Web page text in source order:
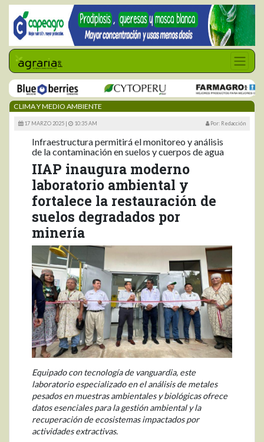
CLIMA Y MEDIO AMBIENTE
17 MARZO 2025 | 10:35 AM Por: Redacción
Infraestructura permitirá el monitoreo y análisis
de la contaminación en suelos y cuerpos de agua
IIAP inaugura moderno
laboratorio ambiental y
fortalece la restauración de
suelos degradados por
minería
Equipado con tecnología de vanguardia, este
laboratorio especializado en el análisis de metales
pesados en muestras ambientales y biológicas ofrece
datos esenciales para la gestión ambiental y la
recuperación de ecosistemas impactados por
actividades extractivas.